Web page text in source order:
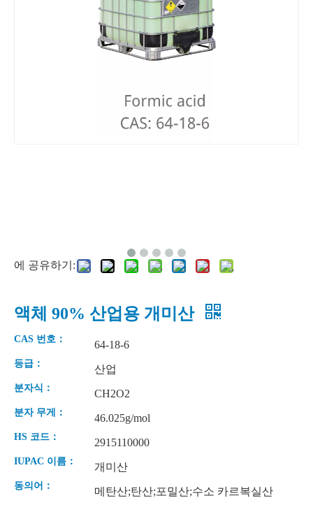
에 공유하기:
액체 90% 산업용 개미산
CAS 번호： 64-18-6
등급： 산업
분자식： CH2O2
분자 무게： 46.025g/mol
HS 코드： 2915110000
IUPAC 이름： 개미산
동의어： 메탄산;탄산;포밀산;수소 카르복실산